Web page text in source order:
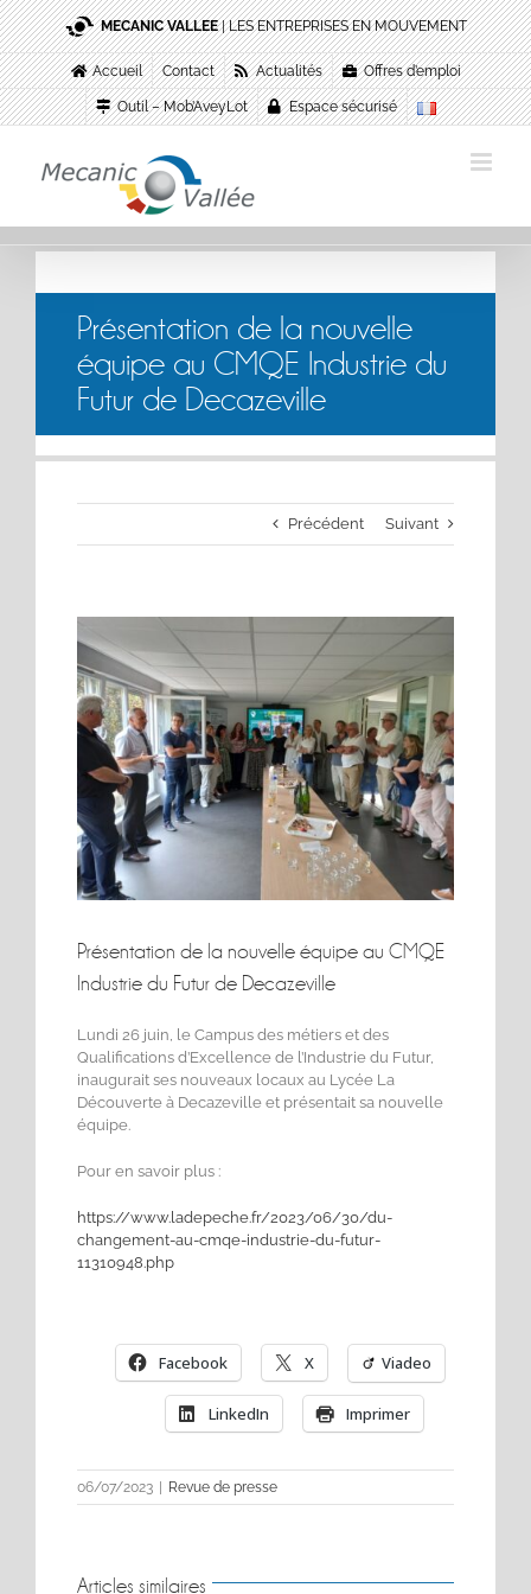
Passer
au
contenu
MECANIC VALLEE| LES ENTREPRISES EN MOUVEMENT
Accueil Contact Actualités Offres d’emploi
Outil – Mob’AveyLot Espace sécurisé
Présentation de la nouvelle
équipe au CMQE Industrie du
Futur de Decazeville
Précédent Suivant
l'image
agrandie
Présentation de la nouvelle équipe au CMQE
Industrie du Futur de Decazeville
Lundi 26 juin, le Campus des métiers et des
Qualifications d’Excellence de l’Industrie du Futur,
inaugurait ses nouveaux locaux au Lycée La
Découverte à Decazeville et présentait sa nouvelle
équipe.
Pour en savoir plus :
https://www.ladepeche.fr/2023/06/30/du-
changement-au-cmqe-industrie-du-futur-
11310948.php
Facebook X Viadeo
LinkedIn Imprimer
06/07/2023 | Revue de presse
Articles similaires